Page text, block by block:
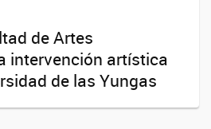
de Artes
intervención artística
de las Yungas